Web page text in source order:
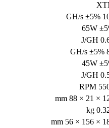
100
65W
0.65
45W
0.56
5500
123 ×
184 ×